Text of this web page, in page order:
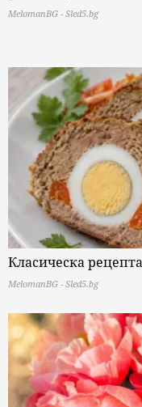
MelomanBG - Sled5.bg
Класическа
MelomanBG - Sled5.bg